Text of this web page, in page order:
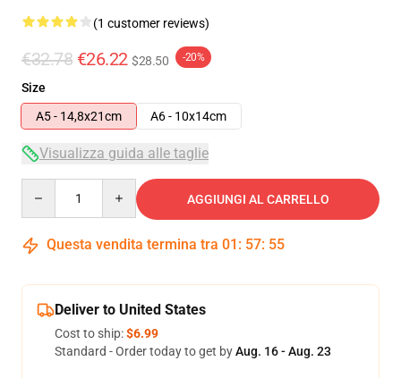
(1 customer reviews)
€32.78 €26.22 $28.50 -20%
Size
A5 - 14,8x21cm
A6 - 10x14cm
Visualizza guida alle taglie
AGGIUNGI AL CARRELLO
Questa vendita termina tra 01 : 57: 54
Deliver to United States
Cost to ship:$6.99
Standard - Order today to get byAug. 16 - Aug. 23